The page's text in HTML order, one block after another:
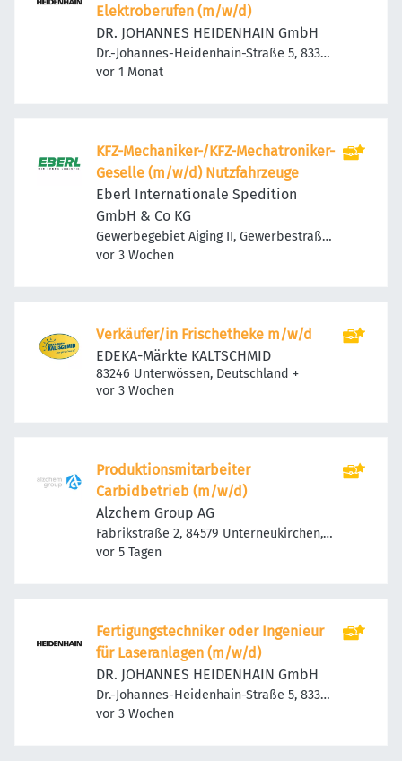
Elektroberufen (m/w/d)
DR. JOHANNES HEIDENHAIN GmbH
Dr.-Johannes-Heidenhain-Straße 5, 83301
Traunreut, Deutschland
Veröffentlicht
vor 1 Monat
KFZ-Mechaniker-/KFZ-Mechatroniker-
Geselle (m/w/d) Nutzfahrzeuge
Eberl Internationale Spedition
GmbH & Co KG
Gewerbegebiet Aiging II, Gewerbestraße
1, 83365 Nußdorf, Deutschland
Veröffentlicht
vor 3 Wochen
Verkäufer/in Frischetheke m/w/d
EDEKA-Märkte KALTSCHMID
83246 Unterwössen, Deutschland +
Veröffentlicht
vor 3 Wochen
Produktionsmitarbeiter
Carbidbetrieb (m/w/d)
Alzchem Group AG
Fabrikstraße 2, 84579 Unterneukirchen,
Deutschland
Veröffentlicht
vor 5 Tagen
Fertigungstechniker oder Ingenieur
für Laseranlagen (m/w/d)
DR. JOHANNES HEIDENHAIN GmbH
Dr.-Johannes-Heidenhain-Straße 5, 83301
Traunreut, Deutschland
Veröffentlicht
vor 3 Wochen